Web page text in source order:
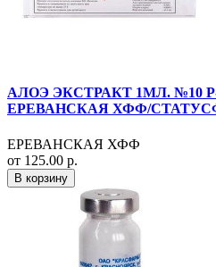
АЛОЭ ЭКСТРАКТ 1МЛ. №10
ЕРЕВАНСКАЯ ХФФ/
ЕРЕВАНСКАЯ ХФФ
от 125.00 р.
В корзину